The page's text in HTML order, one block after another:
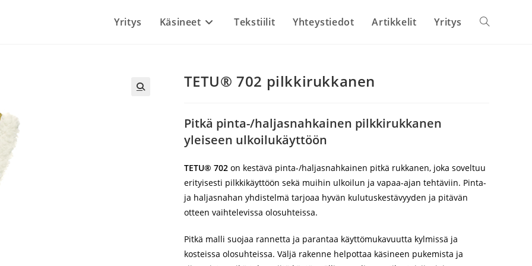
Yritys Käsineet Tekstiilit Yhteystiedot Artikkelit Yritys Toggle
TETU® 702 pilkkirukkanen
Pitkä pinta-/haljasnahkainen pilkkirukkanen
yleiseen ulkoilukäyttöön
TETU® 702on kestävä pinta-/haljasnahkainen pitkä rukkanen, joka soveltuu
erityisesti pilkkikäyttöön sekä muihin ulkoilun ja vapaa-ajan tehtäviin. Pinta-
ja haljasnahan yhdistelmä tarjoaa hyvän kulutuskestävyyden ja pitävän
otteen vaihtelevissa olosuhteissa.
Pitkä malli suojaa rannetta ja parantaa käyttömukavuutta kylmissä ja
kosteissa olosuhteissa. Väljä rakenne helpottaa käsineen pukemista ja